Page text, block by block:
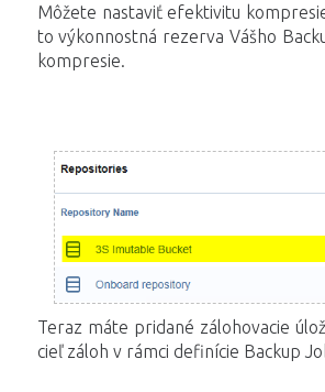
Môžete nastaviť efektivitu
to výkonnostná rezerva Vášho
kompresie.
Teraz máte pridané zálohovacie
cieľ záloh v rámci definície Backup